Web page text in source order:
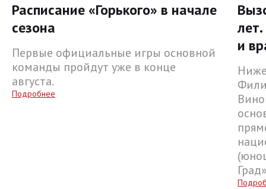
Расписание «Горького» в начале
сезона
Первые официальные игры основной
команды пройдут уже в конце
августа.
Подробнее
и